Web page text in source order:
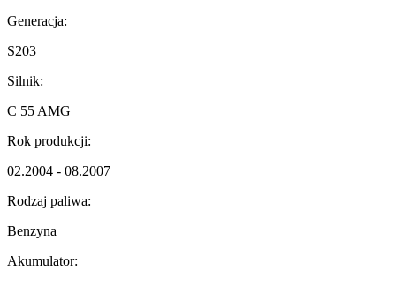
Generacja:
S203
Silnik:
C 55 AMG
Rok produkcji:
02.2004 - 08.2007
Rodzaj paliwa:
Benzyna
Akumulator: